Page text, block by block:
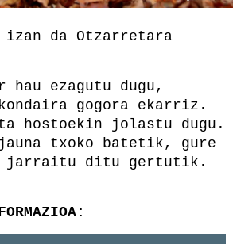
da Otzarretara
hau ezagutu dugu,
gogora ekarriz.
hostoekin jolastu dugu.
txoko batetik, gure
jarraitu ditu gertutik.